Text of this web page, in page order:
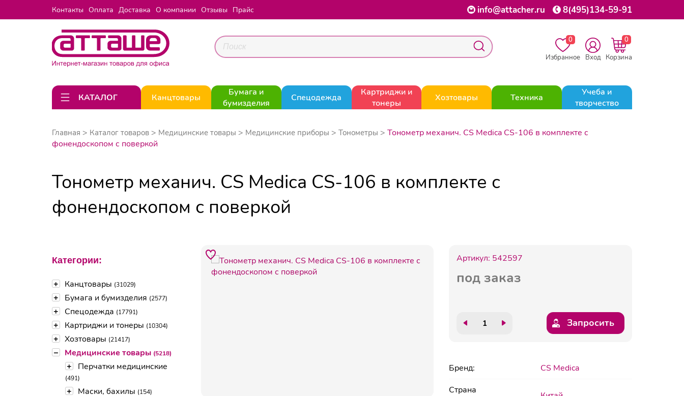
Контакты Оплата Доставка О компании Отзывы Прайс info@attacher.ru 8(495)134-59-91
0
Избранное
Вход
0
Корзина
КАТАЛОГ Канцтовары
Бумага и
бумизделия
Спецодежда
Картриджи и
тонеры
Хозтовары Техника
Учеба и
творчество
Главная Каталог товаров Медицинские товары Медицинские приборы Тонометры
Тонометр механич. CS Medica CS-106 в комплекте с
фонендоскопом с поверкой
Категории:
+ Канцтовары (31029)
+ Бумага и бумизделия (2577)
+ Спецодежда (17791)
+ Картриджи и тонеры (10304)
+ Хозтовары (21417)
– Медицинские товары (5218)
+ Перчатки медицинские
(491)
+ Маски, бахилы (154)
Тонометр механич. CS Medica CS-106 в комплекте с
фонендоскопом с поверкой
Артикул: 542597
под заказ
Запросить
Бренд:
CS Medica
Страна